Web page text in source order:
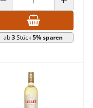
ANZAHL VERRINGERN ANZAHL
ab3Stück5% sparen